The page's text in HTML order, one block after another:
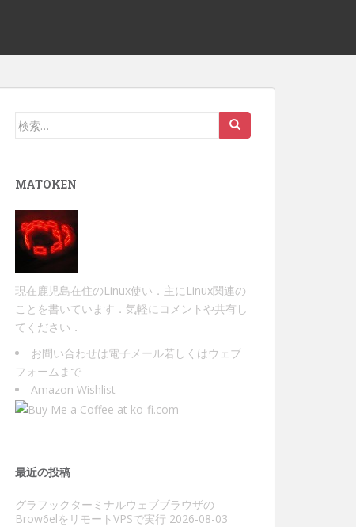
検
MATOKEN
現在鹿児島在住のLinux使い．主にLinux関連の
ことを書いています．気軽にコメントや共有し
てください．
お問い合わせは電子メール若しくは ウェブ
フォーム まで
Amazon Wishlist
最近の投稿
グラフックターミナルウェブブラウザの
Brow6elをリモートVPSで実行 2026-08-03